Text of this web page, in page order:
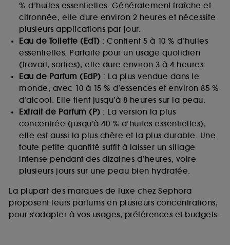
% d’huiles essentielles. Généralement fraîche et
citronnée, elle dure environ 2 heures et nécessite
plusieurs applications par jour.
Eau de Toilette (EdT) : Contient 5 à 10 % d’huiles
essentielles. Parfaite pour un usage quotidien
(travail, sorties), elle dure environ 3 à 4 heures.
Eau de Parfum (EdP) : La plus vendue dans le
monde, avec 10 à 15 % d’essences et environ 85 %
d’alcool. Elle tient jusqu’à 8 heures sur la peau.
Extrait de Parfum (P) : La version la plus
concentrée (jusqu’à 40 % d’huiles essentielles),
elle est aussi la plus chère et la plus durable. Une
toute petite quantité suffit à laisser un sillage
intense pendant des dizaines d’heures, voire
plusieurs jours sur une peau bien hydratée.
La plupart des marques de luxe chez Sephora
proposent leurs parfums en plusieurs concentrations,
pour s’adapter à vos usages, préférences et budgets.